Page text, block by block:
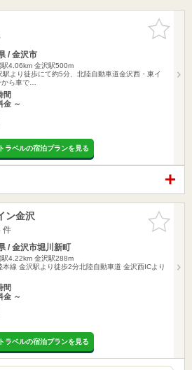
お気に入
りに追加
/ 金沢市
駅4.06km 金沢駅500m
駅より徒歩にて約5分、北陸自動車道金沢西・東イ
から車で…
間
金 ～
ラベルの宿泊プランを見る
お気に入
りに追加
ン金沢
件
/ 金沢市堀川新町
駅4.22km 金沢駅288m
本線 金沢駅より徒歩2分北陸自動車道 金沢西ICより
間
金 ～
ラベルの宿泊プランを見る